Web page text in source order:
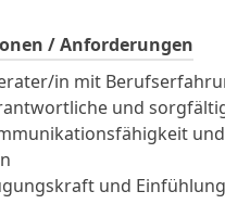
/ Anforderungen
in mit
und
und